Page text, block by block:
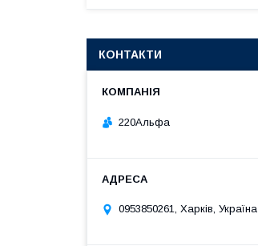
КОНТАКТИ
220Альфа
0953850261, Харків, Україна